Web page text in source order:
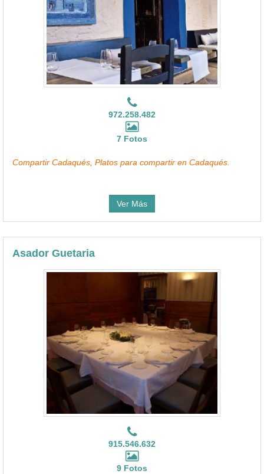
972.258.482
7 Fotos
Compartir Cadaqués, Platos para compartir en Cadaqués.
Ver Más
Asador Guetaria
915.546.632
9 Fotos